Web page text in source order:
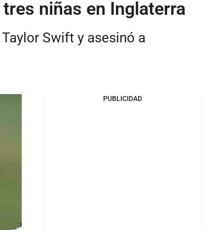
niñas en Inglaterra
Swift y asesinó a
PUBLICIDAD